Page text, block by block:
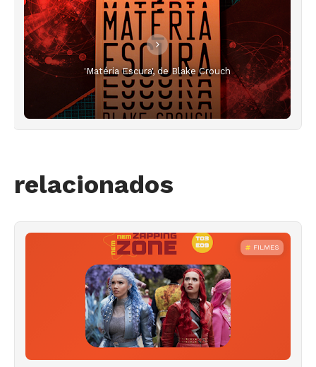
'Matéria Escura', de Blake Crouch
relacionados
FILMES